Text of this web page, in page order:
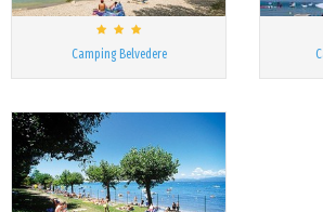
Camping Belvedere